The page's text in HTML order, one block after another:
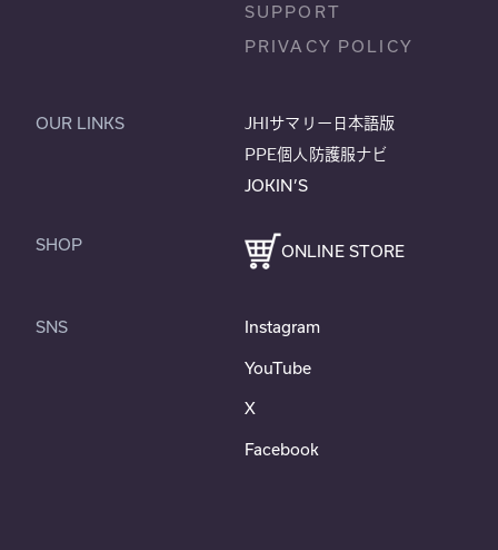
SUPPORT
PRIVACY POLICY
OUR LINKS
JHIサマリー日本語版
PPE個人防護服ナビ
JOKIN’S
SHOP ONLINE STORE
SNS Instagram
YouTube
X
Facebook